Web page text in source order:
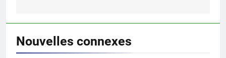
Nouvelles connexes